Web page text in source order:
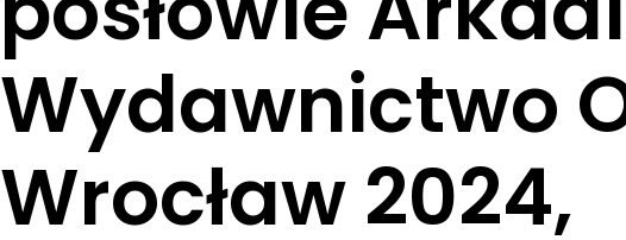
Wydawnictwo
Wrocław 2024,